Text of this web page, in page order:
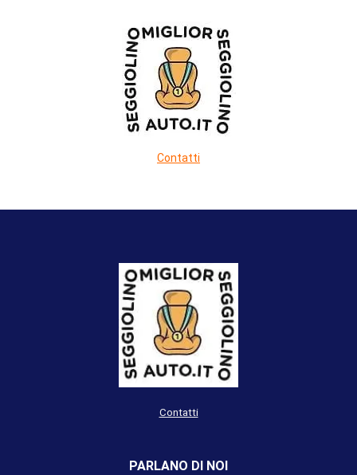
Contatti
Contatti
PARLANO DI NOI